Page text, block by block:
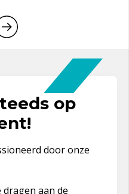
op
dooronze
aan de